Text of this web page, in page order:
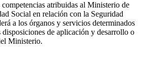
atribuidas al Ministerio de
Social en relación con la Seguridad
a los órganos y servicios determinados
disposiciones de aplicación y desarrollo o
Ministerio.